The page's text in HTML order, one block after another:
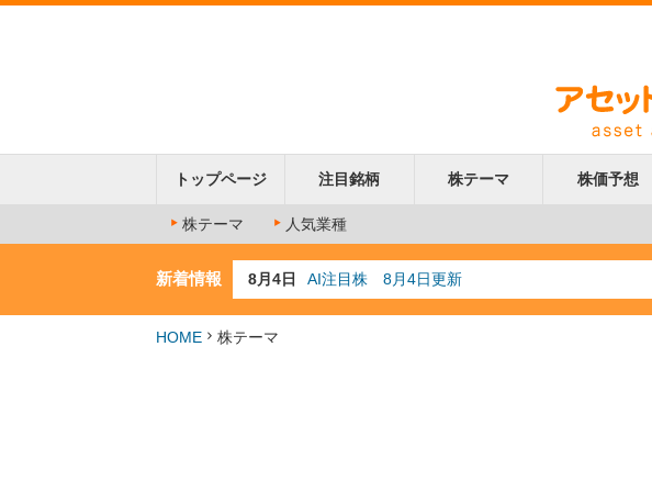
トップページ 注目銘柄 株テーマ 株価予想
株テーマ 人気業種
新着情報 8月4日 AI注目株 8月4日更新
8月3日
人気業種注目株 8月3日更新
8月2日
金融注目株 8月2日更新
7月29日
HOME 株テーマ